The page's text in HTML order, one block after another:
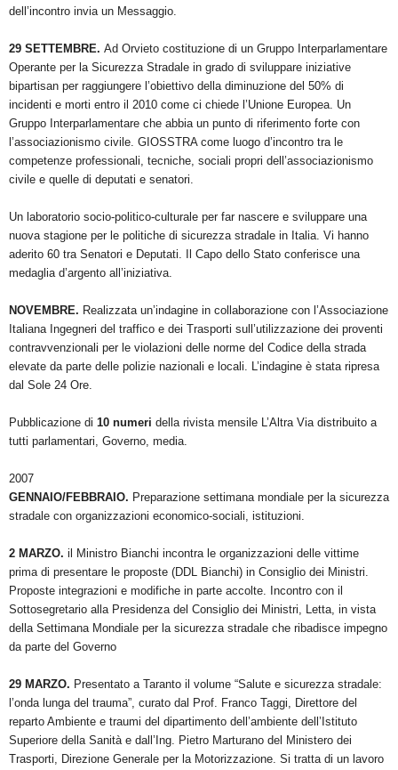
dell’incontro invia un Messaggio.
29 SETTEMBRE. Ad Orvieto costituzione di un Gruppo Interparlamentare
Operante per la Sicurezza Stradale in grado di sviluppare iniziative
bipartisan per raggiungere l’obiettivo della diminuzione del 50% di
incidenti e morti entro il 2010 come ci chiede l’Unione Europea. Un
Gruppo Interparlamentare che abbia un punto di riferimento forte con
l’associazionismo civile. GIOSSTRA come luogo d’incontro tra le
competenze professionali, tecniche, sociali propri dell’associazionismo
civile e quelle di deputati e senatori.
Un laboratorio socio-politico-culturale per far nascere e sviluppare una
nuova stagione per le politiche di sicurezza stradale in Italia. Vi hanno
aderito 60 tra Senatori e Deputati. Il Capo dello Stato conferisce una
medaglia d’argento all’iniziativa.
NOVEMBRE. Realizzata un’indagine in collaborazione con l’Associazione
Italiana Ingegneri del traffico e dei Trasporti sull’utilizzazione dei proventi
contravvenzionali per le violazioni delle norme del Codice della strada
elevate da parte delle polizie nazionali e locali. L’indagine è stata ripresa
dal Sole 24 Ore.
Pubblicazione di 10 numeri della rivista mensile L’Altra Via distribuito a
tutti parlamentari, Governo, media.
2007
GENNAIO/FEBBRAIO. Preparazione settimana mondiale per la sicurezza
stradale con organizzazioni economico-sociali, istituzioni.
2 MARZO. il Ministro Bianchi incontra le organizzazioni delle vittime
prima di presentare le proposte (DDL Bianchi) in Consiglio dei Ministri.
Proposte integrazioni e modifiche in parte accolte. Incontro con il
Sottosegretario alla Presidenza del Consiglio dei Ministri, Letta, in vista
della Settimana Mondiale per la sicurezza stradale che ribadisce impegno
da parte del Governo
29 MARZO. Presentato a Taranto il volume “Salute e sicurezza stradale:
l’onda lunga del trauma”, curato dal Prof. Franco Taggi, Direttore del
reparto Ambiente e traumi del dipartimento dell’ambiente dell’Istituto
Superiore della Sanità e dall’Ing. Pietro Marturano del Ministero dei
Trasporti, Direzione Generale per la Motorizzazione. Si tratta di un lavoro